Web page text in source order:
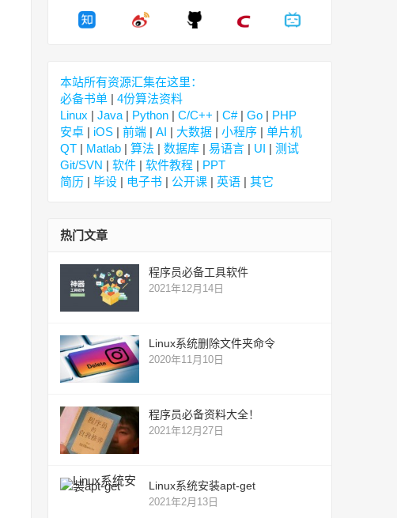
本站所有资源汇集在这里：
必备书单 | 4份算法资料
Linux | Java | Python | C/C++ | C#| Go | PHP
安卓 | iOS | 前端 | AI | 大数据 | 小程序 | 单片机
QT | Matlab | 算法 | 数据库 | 易语言 | UI | 测试
Git/SVN | 软件 | 软件教程 | PPT
简历 | 毕设 | 电子书 | 公开课 | 英语 | 其它
热门文章
程序员必备工具软件
2021年12月14日
Linux系统删除文件夹命令
2020年11月10日
程序员必备资料大全！
2021年12月27日
Linux系统安装apt-get
2021年2月13日